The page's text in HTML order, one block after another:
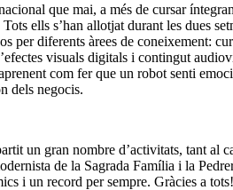
que mai, a més de cursar
ells s’han allotjat durant les dues
per diferents àrees de coneixement:
visuals digitals i contingut
com fer que un robot senti
dels negocis.
un gran nombre d’activitats, tant
de la Sagrada Família i la
i un record per sempre. Gràcies a tots!